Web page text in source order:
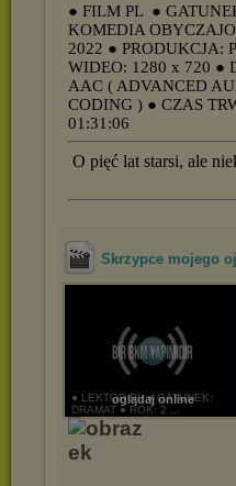
● FILM PL ●
KOMEDIA
2022 ● PRODUKCJA:
WIDEO: 1280 x 720 ●
AAC ( ADVANCED
CODING ) ● CZAS
01:31:06
O pięć lat starsi, ale
Skrzypce mojego
oglądaj online
● LEKTOR PL ● GATUNEK:
DRAMAT ● ROK: 2 ...